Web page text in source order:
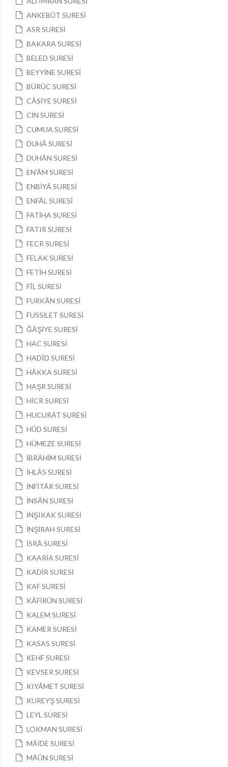
ANKEBÛT SURESİ
ASR SURESİ
BAKARA SURESİ
BELED SURESİ
BEYYİNE SURESİ
BÜRÛC SURESİ
CÂSİYE SURESİ
CİN SURESİ
CUMUA SURESİ
DUHÂ SURESİ
DUHÂN SURESİ
EN’ÂM SURESİ
ENBİYÂ SURESİ
ENFÂL SURESİ
FATİHA SURESİ
FATIR SURESİ
FECR SURESİ
FELAK SURESİ
FETİH SURESİ
FÎL SURESİ
FURKÂN SURESİ
FUSSİLET SURESİ
ĞÂŞİYE SURESİ
HAC SURESİ
HADÎD SURESİ
HÂKKA SURESİ
HAŞR SURESİ
HİCR SURESİ
HUCURÂT SURESİ
HÛD SURESİ
HÜMEZE SURESİ
İBRÂHİM SURESİ
İHLÂS SURESİ
İNFİTÂR SURESİ
İNSÂN SURESİ
İNŞIKAK SURESİ
İNŞİRAH SURESİ
İSRÂ SURESİ
KAARİA SURESİ
KADİR SURESİ
KAF SURESİ
KÂFİRÛN SURESİ
KALEM SURESİ
KAMER SURESİ
KASAS SURESİ
KEHF SURESİ
KEVSER SURESİ
KIYÂMET SURESİ
KUREYŞ SURESİ
LEYL SURESİ
LOKMAN SURESİ
MÂİDE SURESİ
MÂÛN SURESİ